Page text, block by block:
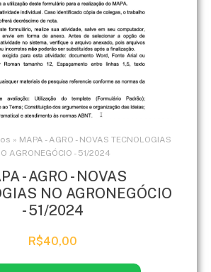
» MAPA - AGRO - NOVAS TECNOLOGIAS
AGRONEGÓCIO - 51/2024
- AGRO - NOVAS
NO AGRONEGÓCIO
- 51/2024
R$40,00